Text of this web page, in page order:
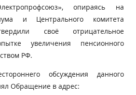
опираясь на
и Центрального комитета
своё отрицательное
увеличения пенсионного
РФ.
обсуждения данного
Обращение в адрес: